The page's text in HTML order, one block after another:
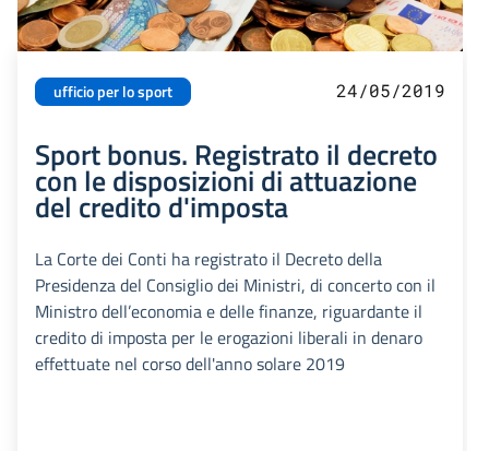
ufficio per lo sport 24/05/2019
Sport bonus. Registrato il decreto
con le disposizioni di attuazione
del credito d'imposta
La Corte dei Conti ha registrato il Decreto della
Presidenza del Consiglio dei Ministri, di concerto con il
Ministro dell’economia e delle finanze, riguardante il
credito di imposta per le erogazioni liberali in denaro
effettuate nel corso dell'anno solare 2019